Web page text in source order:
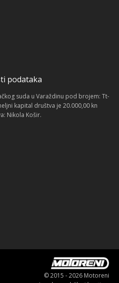
podataka
suda u Varaždinu pod brojem: Tt-
kapital društva je 20.000,00 kn
Nikola Košir.
© 2015 - 2026 Motoreni